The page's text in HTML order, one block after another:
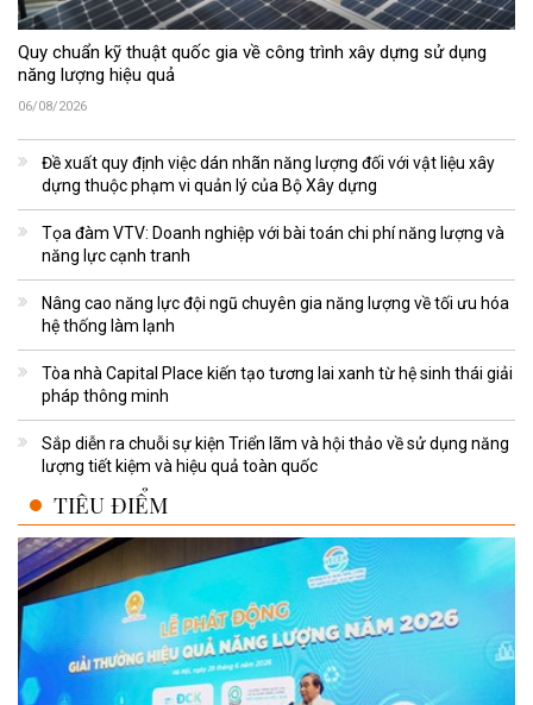
Quy chuẩn kỹ thuật quốc gia về công trình xây dựng sử dụng
năng lượng hiệu quả
06/08/2026
Đề xuất quy định việc dán nhãn năng lượng đối với vật liệu xây
dựng thuộc phạm vi quản lý của Bộ Xây dựng
Tọa đàm VTV: Doanh nghiệp với bài toán chi phí năng lượng và
năng lực cạnh tranh
Nâng cao năng lực đội ngũ chuyên gia năng lượng về tối ưu hóa
hệ thống làm lạnh
Tòa nhà Capital Place kiến tạo tương lai xanh từ hệ sinh thái giải
pháp thông minh
Sắp diễn ra chuỗi sự kiện Triển lãm và hội thảo về sử dụng năng
lượng tiết kiệm và hiệu quả toàn quốc
TIÊU ĐIỂM